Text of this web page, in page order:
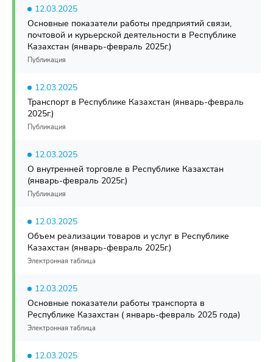
12.03.2025
Основные показатели работы предприятий связи,
почтовой и курьерской деятельности в Республике
Казахстан (январь-февраль 2025г.)
Публикация
12.03.2025
Транспорт в Республике Казахстан (январь-февраль
2025г.)
Публикация
12.03.2025
О внутренней торговле в Республике Казахстан
(январь-февраль 2025г.)
Публикация
12.03.2025
Объем реализации товаров и услуг в Республике
Казахстан (январь-февраль 2025г.)
Электронная таблица
12.03.2025
Основные показатели работы транспорта в
Республике Казахстан ( январь-февраль 2025 года)
Электронная таблица
12.03.2025